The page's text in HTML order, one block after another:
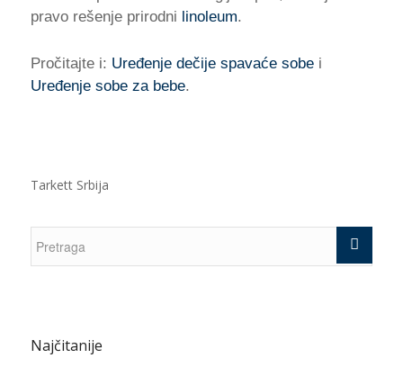
pravo rešenje prirodni linoleum.
Pročitajte i: Uređenje dečije spavaće sobei
Uređenje sobe za bebe.
Tarkett Srbija
Najčitanije